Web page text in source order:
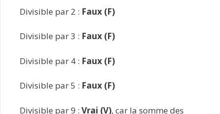
Divisible par 2 : Faux (F)
Divisible par 3 : Faux (F)
Divisible par 4 : Faux (F)
Divisible par 5 : Faux (F)
Divisible par 9 : Vrai (V), car la somme des